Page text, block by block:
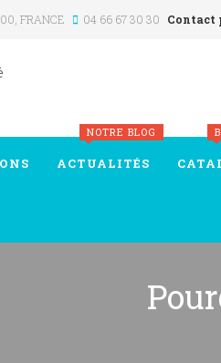
FRANCE 04 66 67 30 30 Contact
ACTUALITÉS
NOTRE BLOG